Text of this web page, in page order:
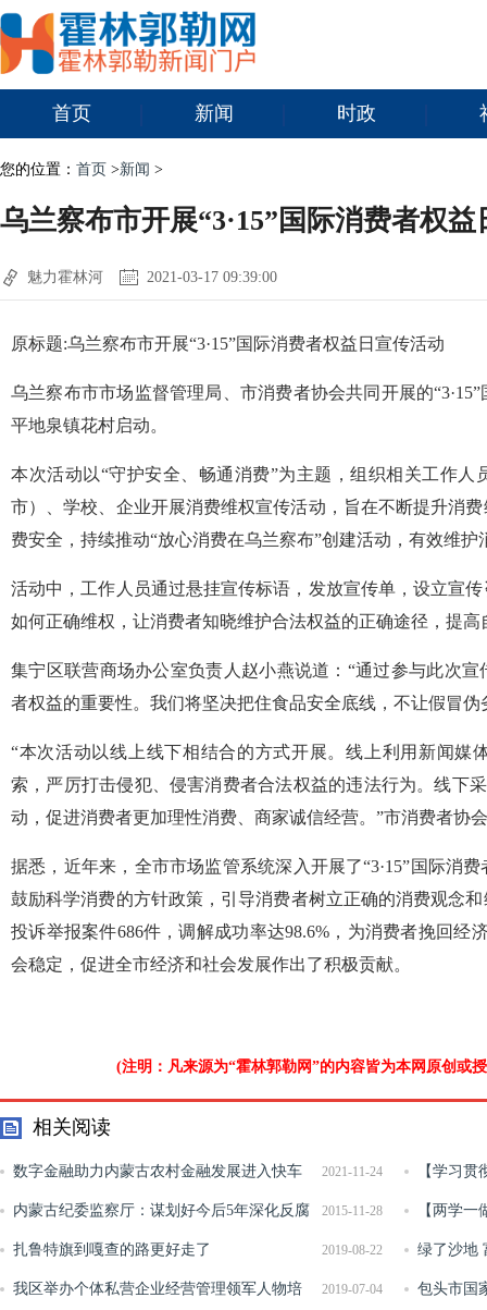
首页 新闻 时政
您的位置： 首页 >新闻 >
乌兰察布市开展“3·15”国际消费者权
魅力霍林河 2021-03-17 09:39:00
原标题:乌兰察布市开展“3·15”国际消费者权益日宣传活动
乌兰察布市市场监督管理局、市消费者协会共同开展的
平地泉镇花村启动。
本次活动以“守护安全、畅通消费”为主题，组织相关工作
市）、学校、企业开展消费维权宣传活动，旨在不断提升消
费安全，持续推动“放心消费在乌兰察布”创建活动，有效维护
活动中，工作人员通过悬挂宣传标语，发放宣传单，设立宣
如何正确维权，让消费者知晓维护合法权益的正确途径，提
集宁区联营商场办公室负责人赵小燕说道：“通过参与此次
者权益的重要性。我们将坚决把住食品安全底线，不让假冒
“本次活动以线上线下相结合的方式开展。线上利用新闻媒
索，严厉打击侵犯、侵害消费者合法权益的违法行为。线下
动，促进消费者更加理性消费、商家诚信经营。”市消费者协
据悉，近年来，全市市场监管系统深入开展了“3·15”国际消
鼓励科学消费的方针政策，引导消费者树立正确的消费观念
投诉举报案件686件，调解成功率达98.6%，为消费者挽回经
会稳定，促进全市经济和社会发展作出了积极贡献。
(注明：凡来源为“霍林郭勒网”的内容皆为本网原创或
相关阅读
2021-11-24
数字金融助力内蒙古农村金融发展进入快车
道
【学习
神】内蒙古
2015-11-28
内蒙古纪委监察厅：谋划好今后5年深化反腐
倡廉建设的目标任务
【两学
解决自身问
2019-08-22
扎鲁特旗到嘎查的路更好走了 绿了沙地
2019-07-04
我区举办个体私营企业经营管理领军人物培 包头市国